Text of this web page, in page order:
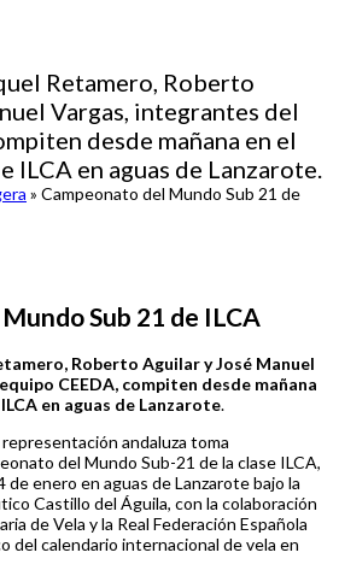
Retamero, Roberto
Vargas, integrantes del
desde mañana en el
ILCA en aguas de Lanzarote.
» Campeonato del Mundo Sub 21 de
Sub 21 de ILCA
Roberto Aguilar y José Manuel
CEEDA, compiten desde mañana
en aguas de Lanzarote.
representación andaluza toma
del Mundo Sub-21 de la clase ILCA,
de enero en aguas de Lanzarote bajo la
Castillo del Águila, con la colaboración
de Vela y la Real Federación Española
del calendario internacional de vela en